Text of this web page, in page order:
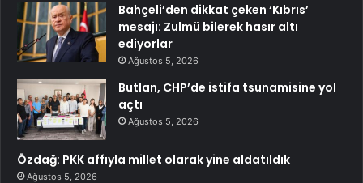
Bahçeli’den dikkat çeken ‘Kıbrıs’
mesajı: Zulmü bilerek hasır altı
ediyorlar
Ağustos 5, 2026
Butlan, CHP’de istifa tsunamisine yol
açtı
Ağustos 5, 2026
Özdağ: PKK affıyla millet olarak yine aldatıldık
Ağustos 5, 2026